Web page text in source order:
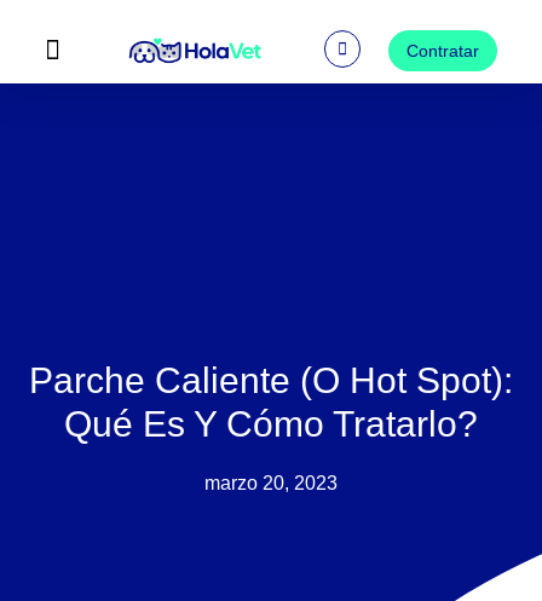
contenido
Contratar
Parche Caliente (o Hot Spot):
Qué Es Y Cómo Tratarlo?
marzo 20, 2023